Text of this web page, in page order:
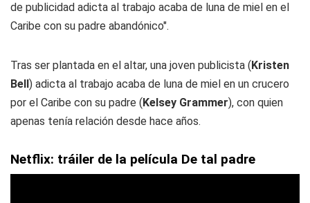
de publicidad adicta al trabajo acaba de luna de miel en el
Caribe con su padre abandónico".
Tras ser plantada en el altar, una joven publicista (Kristen
Bell) adicta al trabajo acaba de luna de miel en un crucero
por el Caribe con su padre (Kelsey Grammer), con quien
apenas tenía relación desde hace años.
Netflix: tráiler de la película De tal padre